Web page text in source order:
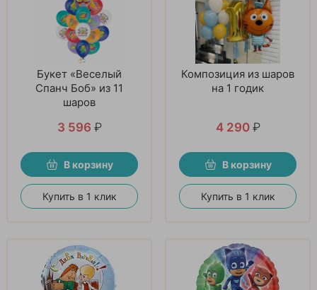
Букет «Веселый
Спанч Боб» из 11
шаров
3 596 ₽
В корзину
Купить в 1 клик
Композиция из шаров
на 1 годик
4 290 ₽
В корзину
Купить в 1 клик